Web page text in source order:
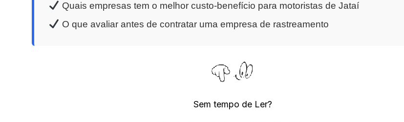
Quais empresas tem o melhor custo-benefício para motoristas de Jataí
O que avaliar antes de contratar uma empresa de rastreamento
Sem tempo de Ler?